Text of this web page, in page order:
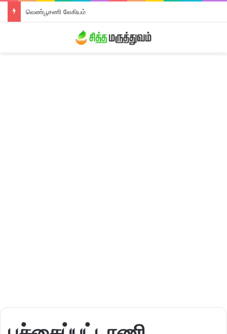
வெண்பூசணி லேகியம்